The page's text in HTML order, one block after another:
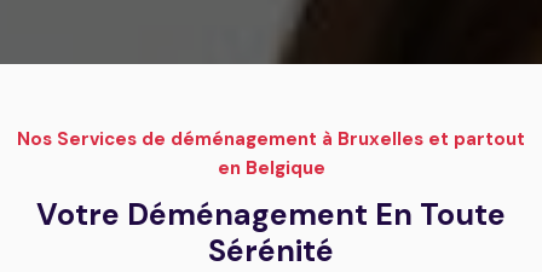
Nos Services de déménagement à Bruxelles et partout
en Belgique
Votre Déménagement En Toute
Sérénité